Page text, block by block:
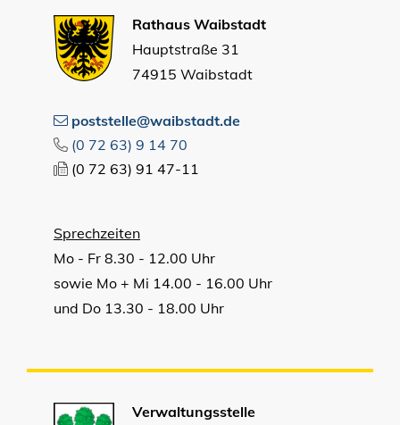
Rathaus Waibstadt
Hauptstraße 31
74915 Waibstadt
poststelle@waibstadt.de
(0 72 63) 9 14 70
(0 72 63) 91 47-11
Sprechzeiten
Mo - Fr 8.30 - 12.00 Uhr
sowie Mo + Mi 14.00 - 16.00 Uhr
und Do 13.30 - 18.00 Uhr
Verwaltungsstelle